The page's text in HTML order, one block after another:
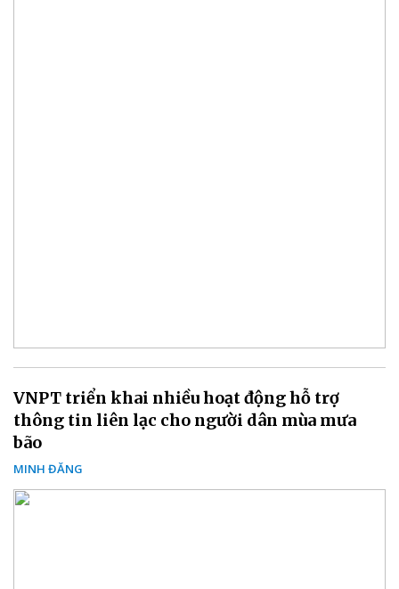
VNPT triển khai nhiều hoạt động hỗ trợ
thông tin liên lạc cho người dân mùa mưa
bão
MINH ĐĂNG